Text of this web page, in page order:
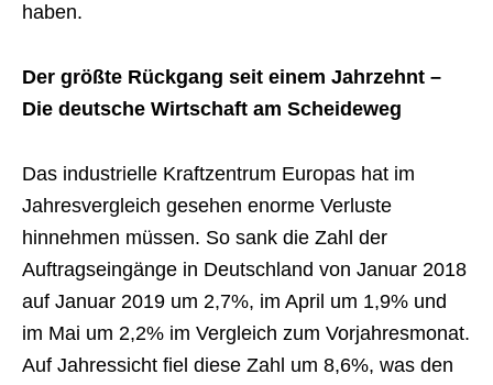
haben.
Der größte Rückgang seit einem Jahrzehnt –
Die deutsche Wirtschaft am Scheideweg
Das industrielle Kraftzentrum Europas hat im
Jahresvergleich gesehen enorme Verluste
hinnehmen müssen. So sank die Zahl der
Auftragseingänge in Deutschland von Januar 2018
auf Januar 2019 um 2,7%, im April um 1,9% und
im Mai um 2,2% im Vergleich zum Vorjahresmonat.
Auf Jahressicht fiel diese Zahl um 8,6%, was den